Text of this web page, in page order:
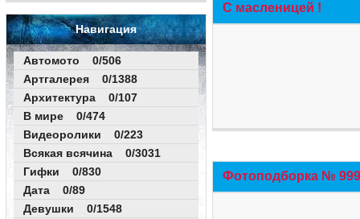
Навигация
Автомото 0/506
Артгалерея 0/1388
Архитектура 0/107
В мире 0/474
Видеоролики 0/223
Всякая всячина 0/3031
Гифки 0/830
Дата 0/89
Девушки 0/1548
С масленицей !
Фотоподборка №